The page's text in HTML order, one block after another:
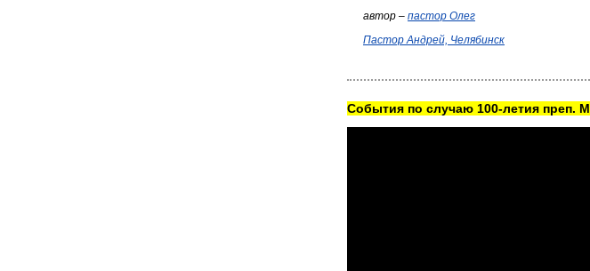
автор – пастор Олег
Пастор Андрей, Челябинск
Cобытия по случаю 100-летия преп.